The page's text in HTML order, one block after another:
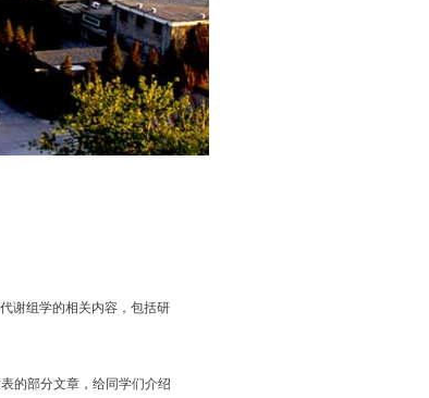
谢组学的相关内容，包括研
的部分文章，给同学们介绍